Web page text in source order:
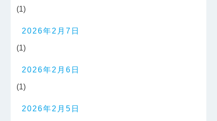
(1)
2026年2月7日
(1)
2026年2月6日
(1)
2026年2月5日